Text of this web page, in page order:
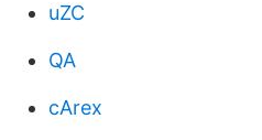
uZC
QA
cArex